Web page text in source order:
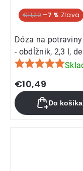
€11,29 –7 %
Dóza na
- obdĺžnik, 2,3 l,
Priemerné
hodnotenie
produktu
je
5,0
€10,49
Do košíka